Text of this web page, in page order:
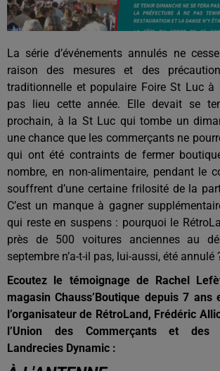
La série d’événements annulés ne
raison des mesures et des
traditionnelle et populaire Foire St Luc à
pas lieu cette année. Elle devait se
prochain, à la St Luc qui tombe un
une chance que les commerçants ne
qui ont été contraints de fermer
nombre, en non-alimentaire, pendant le
souffrent d’une certaine frilosité de la
C’est un manque à gagner
qui reste en suspens : pourquoi le
près de 500 voitures anciennes au
septembre n’a-t-il pas, lui-aussi, été annulé
Ecoutez le témoignage de Rachel
magasin Chauss’Boutique depuis 7 ans
l’organisateur de RétroLand, Frédéric
l’Union des Commerçants et des
Landrecies Dynamic :